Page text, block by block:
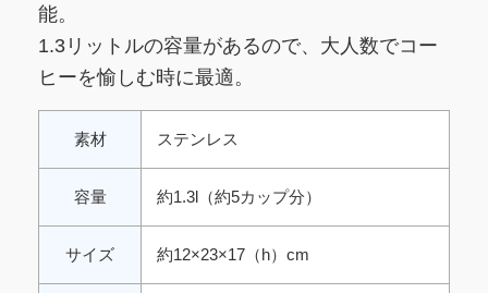
能。
1.3リットルの容量があるので、大人数でコー
ヒーを愉しむ時に最適。
素材 ステンレス
容量 約1.3l（約5カップ分）
サイズ 約12×23×17（h）cm